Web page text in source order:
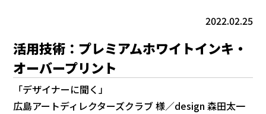
2022.02.25
活用技術：プレミアムホワイトインキ・
オーバープリント
「デザイナーに聞く」
広島アートディレクターズクラブ 様／design 森田太一